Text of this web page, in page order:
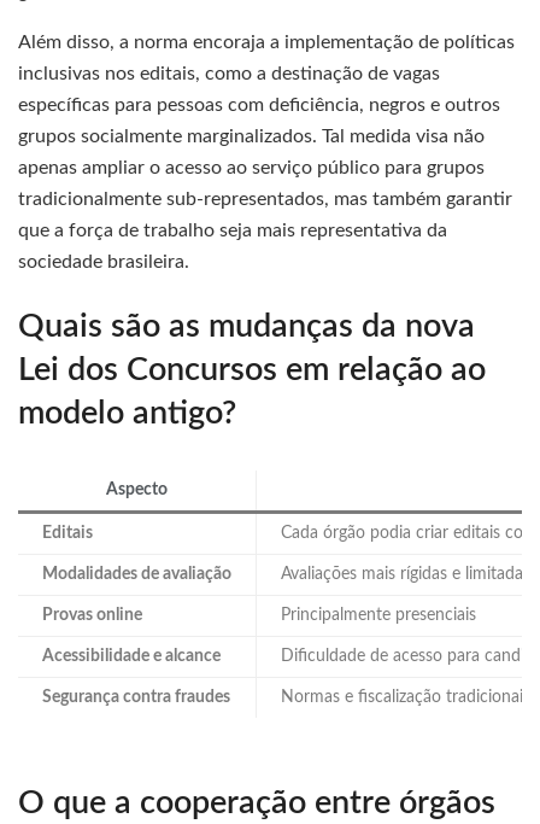
Além disso, a norma encoraja a implementação de políticas
inclusivas nos editais, como a destinação de vagas
específicas para pessoas com deficiência, negros e outros
grupos socialmente marginalizados. Tal medida visa não
apenas ampliar o acesso ao serviço público para grupos
tradicionalmente sub-representados, mas também garantir
que a força de trabalho seja mais representativa da
sociedade brasileira.
Quais são as mudanças da nova
Lei dos Concursos em relação ao
modelo antigo?
Aspecto
Editais Cada órgão podia criar editais
Modalidades de avaliação Avaliações mais rígidas e limitadas
Provas online Principalmente presenciais
Acessibilidade e alcance Dificuldade de acesso para
Segurança contra fraudes Normas e fiscalização
O que a cooperação entre órgãos